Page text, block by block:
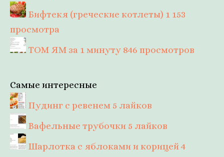
Бифтекя (греческие котлеты) 1 153
просмотра
ТОМ ЯМ за 1 минуту 846 просмотров
Самые интересные
Пудинг с ревенем 5 лайков
Вафельные трубочки 5 лайков
Шарлотка с яблоками и корицей4